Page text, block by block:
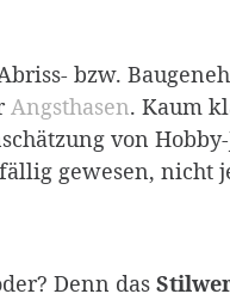
bzw.
Angsthasen. Kaum
von
gewesen, nicht
Denn das